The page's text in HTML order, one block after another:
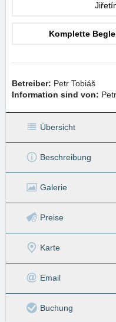
Komplette
Betreiber: Petr Tobiáš
Information sind von:
Übersicht
Beschreibung
Galerie
Preise
Karte
Email
Buchung